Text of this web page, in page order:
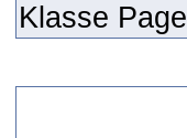
Klasse